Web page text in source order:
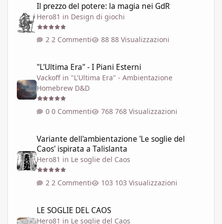
Il prezzo del potere: la magia nei GdR
Hero81 in Design di giochi
2 Commenti 88 Visualizzazioni
"L'Ultima Era" - I Piani Esterni
Vackoff in "L'Ultima Era" - Ambientazione
Homebrew D&D
0 Commenti 768 Visualizzazioni
Variante dell'ambientazione 'Le soglie del
Caos' ispirata a Talislanta
Hero81 in Le soglie del Caos
2 Commenti 103 Visualizzazioni
LE SOGLIE DEL CAOS
Hero81 in Le soglie del Caos